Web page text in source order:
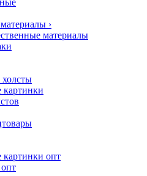
›
материалы
опт